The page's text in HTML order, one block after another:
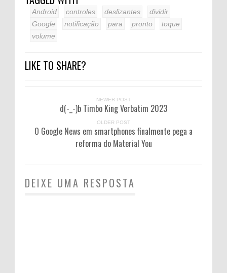
Android controles deslizantes
dividir
Google
notificação para pronto
toque
volume
LIKE TO SHARE?
NEWER POST
d(-_-)b Timbo King Verbatim 2023
OLDER POST
O Google News em smartphones finalmente pega a
reforma do Material You
DEIXE UMA RESPOSTA